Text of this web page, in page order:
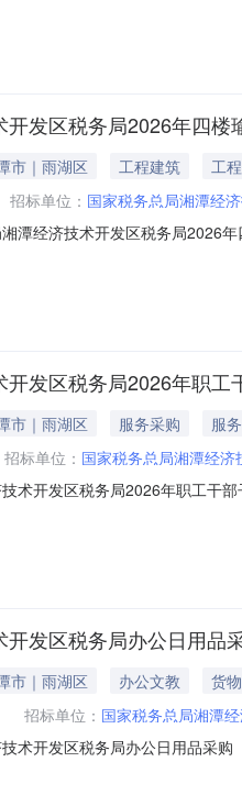
局干部职工2026-2027年健康
发区税务局2026年四
市｜雨湖区 工程建筑
工程
招标单位： 国家税务总局湘潭经
潭经济技术开发区税务局2026
人民币146795.23元。最高限
发区税务局2026年职
市｜雨湖区 服务采购
服务
招标单位： 国家税务总局湘潭经
术开发区税务局2026年职工干
中心湘潭市雨湖区江南大道10
发区税务局办公日用品
市｜雨湖区 办公文教
货物
招标单位： 国家税务总局湘潭
术开发区税务局办公日用品采
）报价起止时间：2026-06-